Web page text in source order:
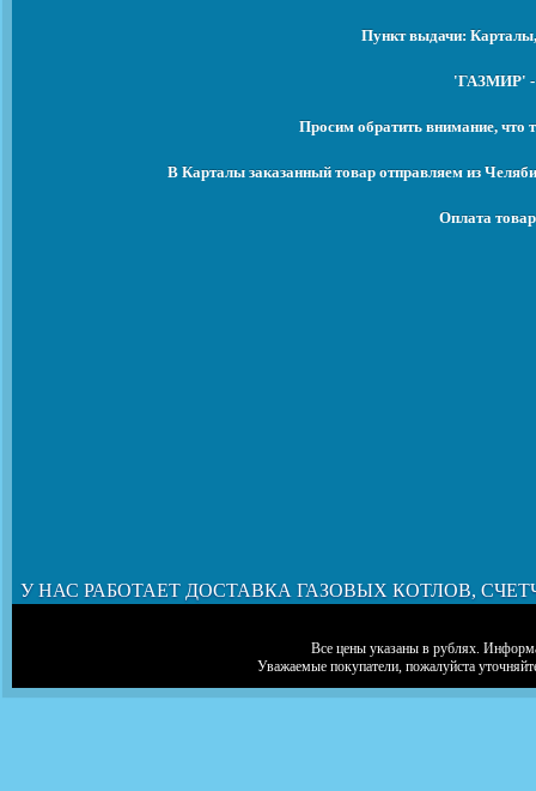
Пункт выдачи:
'ГАЗМИР' -
Просим обратить внимание, что
В Карталы заказанный товар отправляем из
Оплата
У НАС РАБОТАЕТ ДОСТАВКА ГАЗОВЫХ КОТЛОВ,
Все цены указаны в рублях.
Уважаемые покупатели, пожалуйста